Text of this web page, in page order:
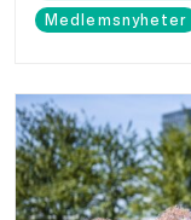
Medlemsnyheter